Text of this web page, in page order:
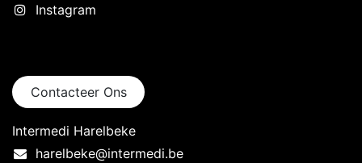
Instagram
Contacteer Ons
Intermedi Harelbeke
harelbeke@intermedi.be